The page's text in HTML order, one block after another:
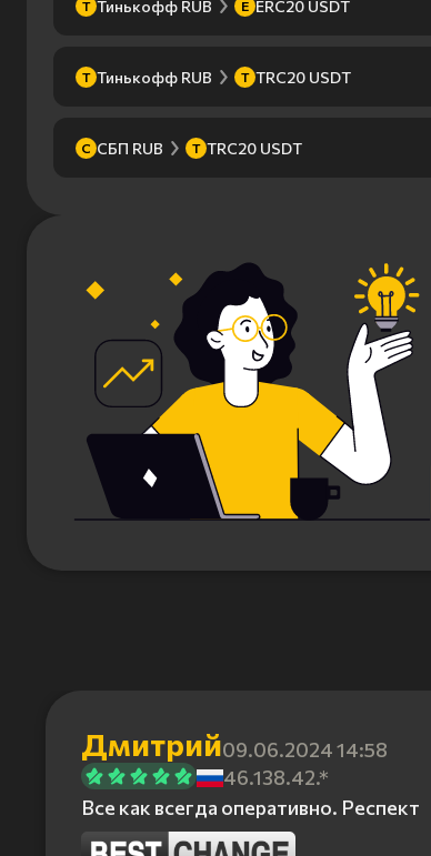
Т Тинькофф RUB E ERC20 USDT
Т Тинькофф RUB T TRC20 USDT
С СБП RUB T TRC20 USDT
Дмитрий09.06.2024 14:58
46.138.42.*
Все как всегда оперативно. Респект